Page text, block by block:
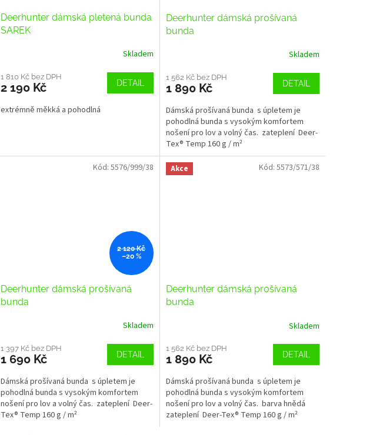
Deerhunter dámská pletená bunda
SAREK
Skladem
1 810 Kč bez DPH
2 190 Kč DETAIL
extrémně měkká a pohodlná
Deerhunter dámská prošívaná
bunda
Skladem
1 562 Kč bez DPH
1 890 Kč DETAIL
Dámská prošívaná bunda s úpletem je
pohodlná bunda s vysokým komfortem
nošení pro lov a volný čas. zateplení Deer-
Tex® Temp 160 g / m²
2 120 Kč
–20 %
Deerhunter dámská prošívaná
bunda
Skladem
1 397 Kč bez DPH
1 690 Kč DETAIL
Dámská prošívaná bunda s úpletem je
pohodlná bunda s vysokým komfortem
nošení pro lov a volný čas. zateplení Deer-
Tex® Temp 160 g / m²
Kód: 5576/999/38 Akce
Deerhunter dámská prošívaná
bunda
Skladem
1 562 Kč bez DPH
1 890 Kč DETAIL
Dámská prošívaná bunda s úpletem je
pohodlná bunda s vysokým komfortem
nošení pro lov a volný čas. barva hnědá
zateplení Deer-Tex® Temp 160 g / m²
Kód: 5573/571/38